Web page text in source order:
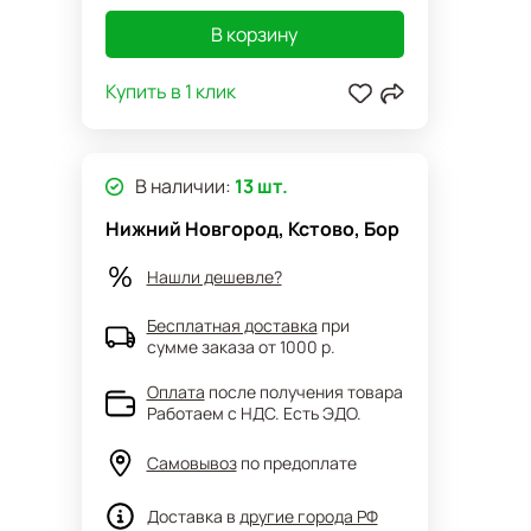
В корзину
Купить в 1 клик
В наличии: 13 шт.
Нижний Новгород, Кстово, Бор
Нашли дешевле?
Бесплатная доставка при
сумме заказа от 1000 р.
Оплата после получения товара
Работаем с НДС. Есть ЭДО.
Самовывоз по предоплате
Доставка в другие города РФ